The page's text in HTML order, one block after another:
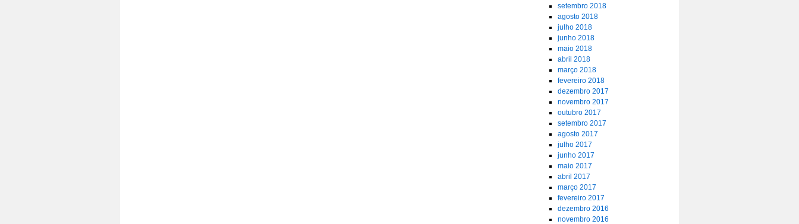
setembro 2018
agosto 2018
julho 2018
junho 2018
maio 2018
abril 2018
março 2018
fevereiro 2018
dezembro 2017
novembro 2017
outubro 2017
setembro 2017
agosto 2017
julho 2017
junho 2017
maio 2017
abril 2017
março 2017
fevereiro 2017
dezembro 2016
novembro 2016